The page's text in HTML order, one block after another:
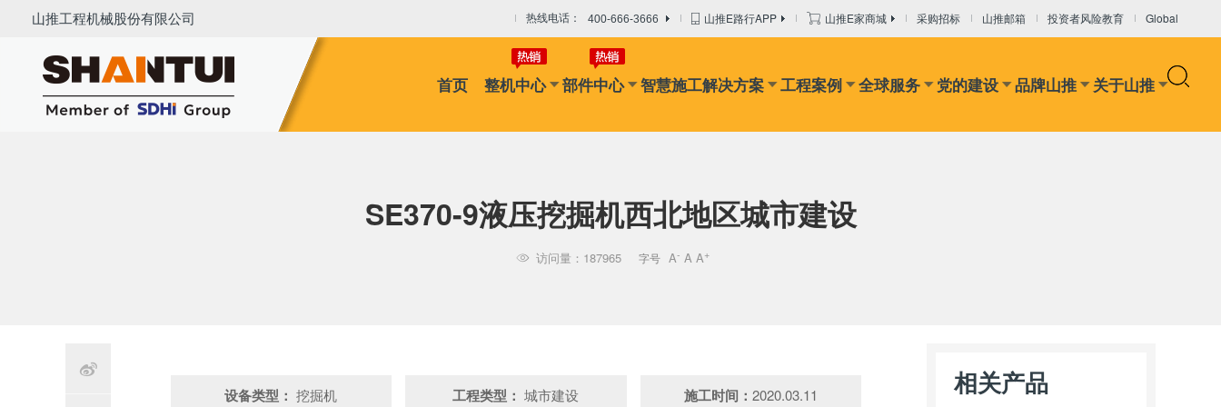
山推工程机械股份有限公司 热线电话： 400-666-3666 山推E路行APP 山推E家商城 采购招标 山推邮箱 投资者风险教育 Global
首页 整机中心 部件中心 智慧施工解决方案 工程案例 全球服务 党的建设 品牌山推 关于山推
SE370-9液压挖掘机西北地区城市建设
 访问量：187965 字号 A- A A+

设备类型： 挖掘机 工程类型： 城市建设 施工时间： 2020.03.11 相关产品